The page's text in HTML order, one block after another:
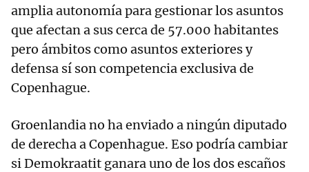
amplia autonomía para gestionar los asuntos
que afectan a sus cerca de 57.000 habitantes
pero ámbitos como asuntos exteriores y
defensa sí son competencia exclusiva de
Copenhague.
Groenlandia no ha enviado a ningún diputado
de derecha a Copenhague. Eso podría cambiar
si Demokraatit ganara uno de los dos escaños